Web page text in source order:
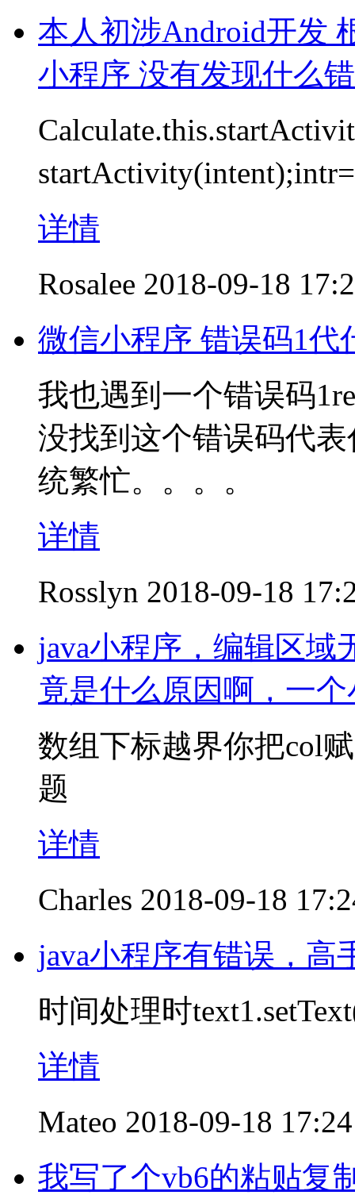
本人初涉Android开发
小程序 没有发现什么
详情
Rosalee 2018-09-18
微信小程序 错误码1代
我也遇到一个错误码
没找到这个错误码代
统繁忙。。。。
详情
Rosslyn 2018-09-18
java小程序，编辑区域
竟是什么原因啊，一
数组下标越界你把col
题
详情
Charles 2018-09-18
java小程序有错误，高
时间处理时
详情
Mateo 2018-09-18 17:24
我写了个vb6的粘贴复